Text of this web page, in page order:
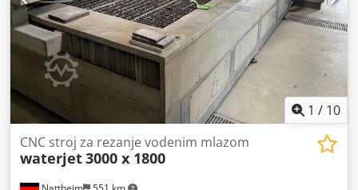
1 / 10
CNC stroj za rezanje vodenim mlazom
waterjet3000 x 1800